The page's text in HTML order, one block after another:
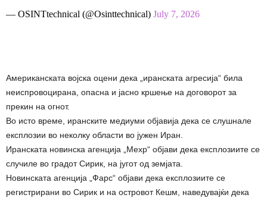
— OSINTtechnical (@Osinttechnical) July 7, 2026
Американската војска оцени дека „иранската агресија“ била
неиспровоцирана, опасна и јасно кршење на договорот за
прекин на огнот.
Во исто време, иранските медиуми објавија дека се слушнале
експлозии во неколку области во јужен Иран.
Иранската новинска агенција „Мехр“ објави дека експлозиите се
случиле во градот Сирик, на југот од земјата.
Новинската агенција „Фарс“ објави дека експлозиите се
регистрирани во Сирик и на островот Кешм, наведувајќи дека